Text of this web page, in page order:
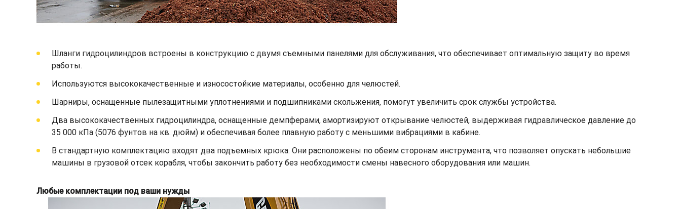
Шланги гидроцилиндров встроены в конструкцию с двумя съемными панелями для обслуживания, что обеспечивает оптимальную защиту во время
работы.
Используются высококачественные и износостойкие материалы, особенно для челюстей.
Шарниры, оснащенные пылезащитными уплотнениями и подшипниками скольжения, помогут увеличить срок службы устройства.
Два высококачественных гидроцилиндра, оснащенные демпферами, амортизируют открывание челюстей, выдерживая гидравлическое давление до
35 000 кПа (5076 фунтов на кв. дюйм) и обеспечивая более плавную работу с меньшими вибрациями в кабине.
В стандартную комплектацию входят два подъемных крюка. Они расположены по обеим сторонам инструмента, что позволяет опускать небольшие
машины в грузовой отсек корабля, чтобы закончить работу без необходимости смены навесного оборудования или машин.
Любые комплектации под ваши нужды